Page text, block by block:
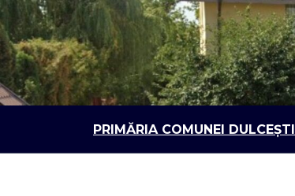
Sari
la
conținut
PRIMĂRIA COMUNEI DULCEȘTI